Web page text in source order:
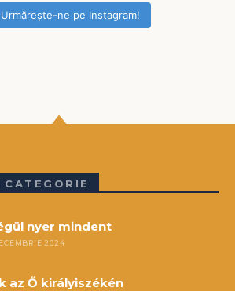
Urmărește-ne pe Instagram!
nyer mindent
2024
az Ő királyiszékén